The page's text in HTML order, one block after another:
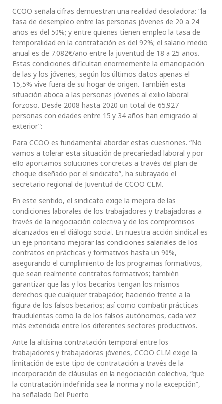
CCOO señala cifras demuestran una realidad desoladora: “la
tasa de desempleo entre las personas jóvenes de 20 a 24
años es del 50%; y entre quienes tienen empleo la tasa de
temporalidad en la contratación es del 92%; el salario medio
anual es de 7.082€/año entre la juventud de 18 a 25 años.
Estas condiciones dificultan enormemente la emancipación
de las y los jóvenes, según los últimos datos apenas el
15,5% vive fuera de su hogar de origen. También esta
situación aboca a las personas jóvenes al exilio laboral
forzoso. Desde 2008 hasta 2020 un total de 65.927
personas con edades entre 15 y 34 años han emigrado al
exterior”:
Para CCOO es fundamental abordar estas cuestiones. “No
vamos a tolerar esta situación de precariedad laboral y por
ello aportamos soluciones concretas a través del plan de
choque diseñado por el sindicato”, ha subrayado el
secretario regional de Juventud de CCOO CLM.
En este sentido, el sindicato exige la mejora de las
condiciones laborales de los trabajadores y trabajadoras a
través de la negociación colectiva y de los compromisos
alcanzados en el diálogo social. En nuestra acción sindical es
un eje prioritario mejorar las condiciones salariales de los
contratos en prácticas y formativos hasta un 90%,
asegurando el cumplimiento de los programas formativos,
que sean realmente contratos formativos; también
garantizar que las y los becarios tengan los mismos
derechos que cualquier trabajador, haciendo frente a la
figura de los falsos becarios; así como combatir prácticas
fraudulentas como la de los falsos autónomos, cada vez
más extendida entre los diferentes sectores productivos.
Ante la altísima contratación temporal entre los
trabajadores y trabajadoras jóvenes, CCOO CLM exige la
limitación de este tipo de contratación a través de la
incorporación de cláusulas en la negociación colectiva, “que
la contratación indefinida sea la norma y no la excepción”,
ha señalado Del Puerto